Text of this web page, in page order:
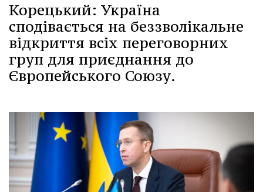
Корецький: Україна
сподівається на беззволікальне
відкриття всіх переговорних
груп для приєднання до
Європейського Союзу.